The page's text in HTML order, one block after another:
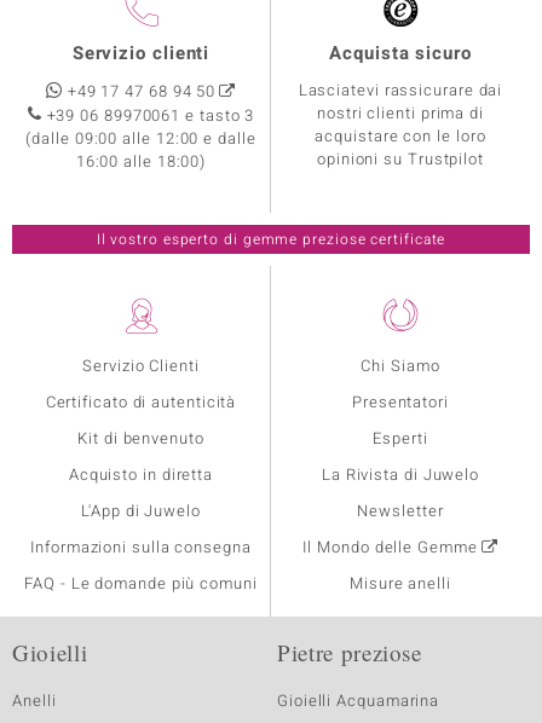
Servizio Clienti
Certificato di autenticità
Kit di benvenuto
Acquisto in diretta
L'App di Juwelo
Informazioni sulla consegna
FAQ - Le domande più comuni
Chi Siamo
Presentatori
Esperti
La Rivista di Juwelo
Newsletter
Il Mondo delle Gemme
Misure anelli
Servizio clienti
+49 17 47 68 94 50
+39 06 89970061 e tasto 3
(dalle 09:00 alle 12:00 e dalle
16:00 alle 18:00)
Acquista sicuro
Lasciatevi rassicurare dai
nostri clienti prima di
acquistare con le loro
opinioni su Trustpilot
Il vostro esperto di gemme preziose certificate
Gioielli
Anelli
Pietre preziose
Gioielli Acquamarina